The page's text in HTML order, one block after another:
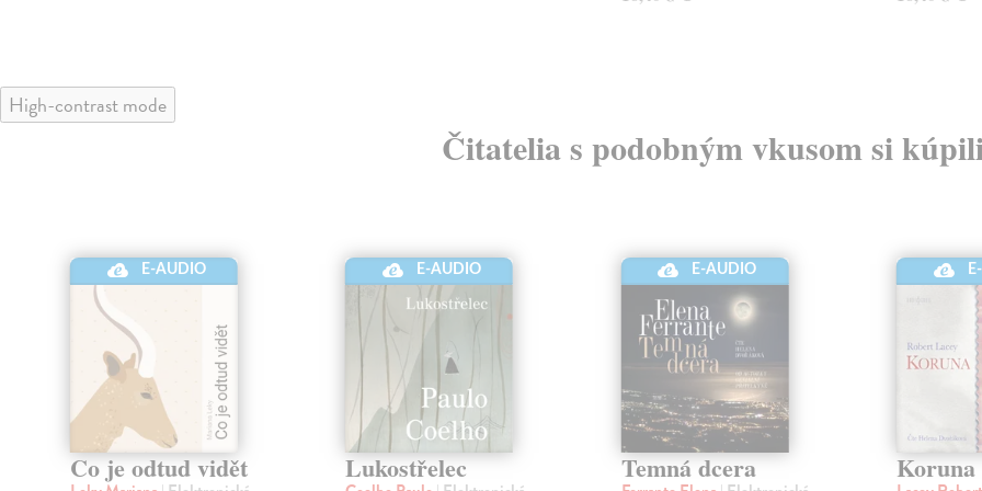
High-contrast mode
Čitatelia s podobným vkusom si
E-AUDIO
Co je odtud vidět
E-AUDIO
Lukostřelec
E-AUDIO
Temná dcera Koruna